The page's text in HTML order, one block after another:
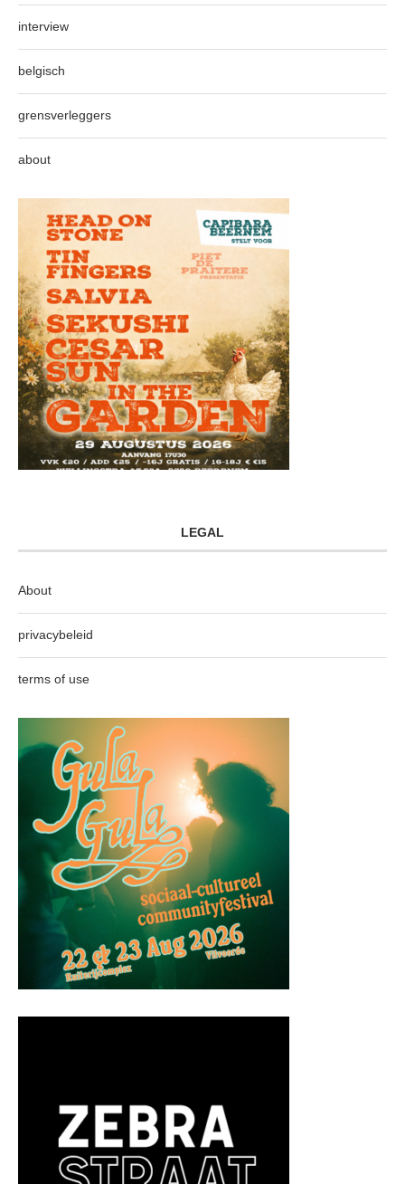
interview
belgisch
grensverleggers
about
LEGAL
About
privacybeleid
terms of use